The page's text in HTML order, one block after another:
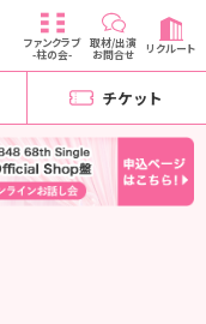
ファンクラブ
-柱の会-
取材/出演
お問合せ リクルート
チケット